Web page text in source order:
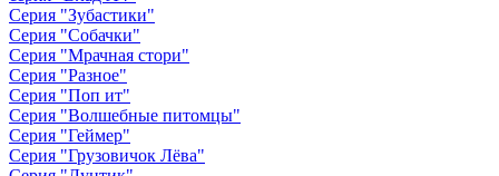
Серия "Зубастики"
Серия "Собачки"
Серия "Мрачная стори"
Серия "Разное"
Серия "Поп ит"
Серия "Волшебные питомцы"
Серия "Геймер"
Серия "Грузовичок Лёва"